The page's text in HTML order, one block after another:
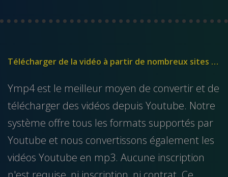
Télécharger de la vidéo à partir de nombreux sites Web
Ymp4 est le meilleur moyen de convertir et de
télécharger des vidéos depuis Youtube. Notre
système offre tous les formats supportés par
Youtube et nous convertissons également les
vidéos Youtube en mp3. Aucune inscription